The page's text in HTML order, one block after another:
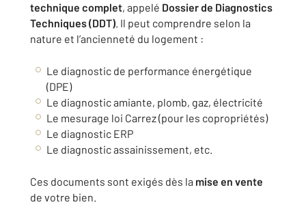
technique complet, appelé Dossier de Diagnostics
Techniques (DDT). Il peut comprendre selon la
nature et l’ancienneté du logement :
Le diagnostic de performance énergétique
(DPE)
Le diagnostic amiante, plomb, gaz, électricité
Le mesurage loi Carrez (pour les copropriétés)
Le diagnostic ERP
Le diagnostic assainissement, etc.
Ces documents sont exigés dès la mise en vente
de votre bien.